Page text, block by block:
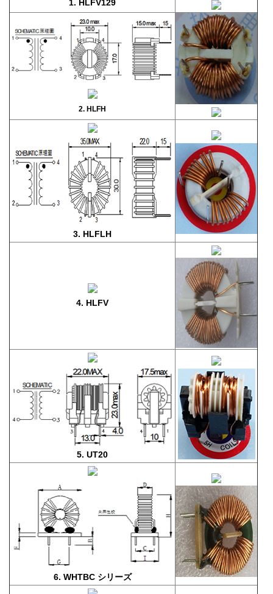
1. HLFV129
2. HLFH
3. HLFLH
4. HLFV
5. UT20
6. WHTBC シリーズ